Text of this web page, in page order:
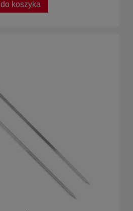
do koszyka